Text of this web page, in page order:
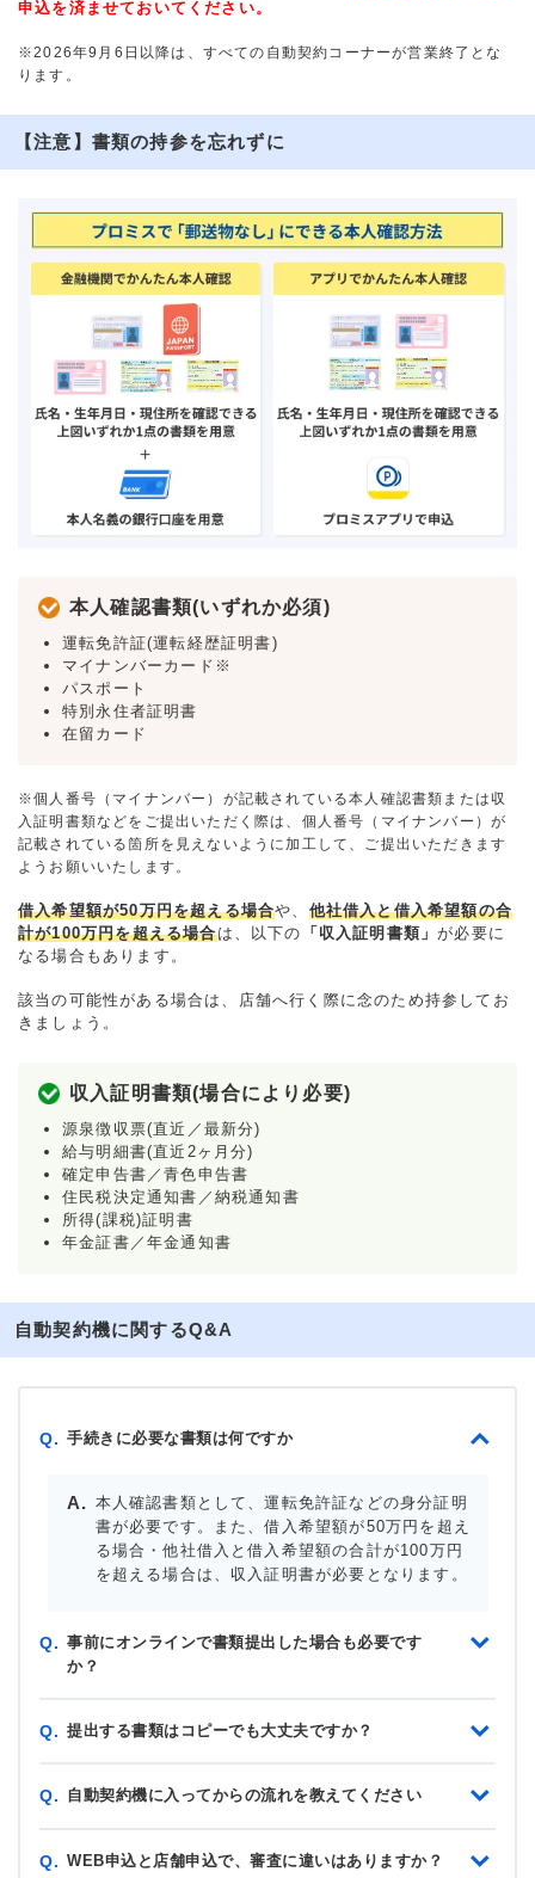
申込を済ませておいてください。
※2026年9月6日以降は、すべての自動契約コーナーが営業終了とな
ります。
【注意】書類の持参を忘れずに
本人確認書類(いずれか必須)
運転免許証(運転経歴証明書)
マイナンバーカード※
パスポート
特別永住者証明書
在留カード
※個人番号（マイナンバー）が記載されている本人確認書類または収
入証明書類などをご提出いただく際は、個人番号（マイナンバー）が
記載されている箇所を見えないように加工して、ご提出いただきます
ようお願いいたします。
借入希望額が50万円を超える場合や、 他社借入と借入希望額の合
計が100万円を超える場合は、以下の 「収入証明書類」が必要に
なる場合もあります。
該当の可能性がある場合は、店舗へ行く際に念のため持参してお
きましょう。
収入証明書類(場合により必要)
源泉徴収票(直近／最新分)
給与明細書(直近2ヶ月分)
確定申告書／青色申告書
住民税決定通知書／納税通知書
所得(課税)証明書
年金証書／年金通知書
自動契約機に関するQ&A
Q. 手続きに必要な書類は何ですか
本人確認書類として、運転免許証などの身分証明
書が必要です。また、借入希望額が50万円を超え
る場合・他社借入と借入希望額の合計が100万円
を超える場合は、収入証明書が必要となります。
Q. 事前にオンラインで書類提出した場合も必要です
か？
Q. 提出する書類はコピーでも大丈夫ですか？
Q. 自動契約機に入ってからの流れを教えてください
Q. WEB申込と店舗申込で、審査に違いはありますか？